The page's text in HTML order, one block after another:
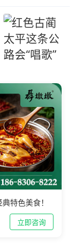
特色美食！
立即咨询